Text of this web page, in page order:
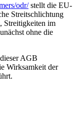
odr/stellt die EU-
Streitschlichtung
Streitigkeiten im
ohne die
AGB
Wirksamkeit der